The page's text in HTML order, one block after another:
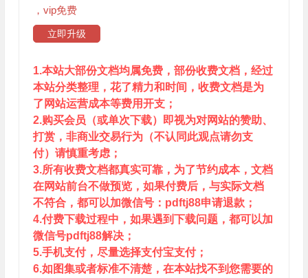
，vip免费
立即升级
1.本站大部份文档均属免费，部份收费文档，经过
本站分类整理，花了精力和时间，收费文档是为
了网站运营成本等费用开支；
2.购买会员（或单次下载）即视为对网站的赞助、
打赏，非商业交易行为（不认同此观点请勿支
付）请慎重考虑；
3.所有收费文档都真实可靠，为了节约成本，文档
在网站前台不做预览，如果付费后，与实际文档
不符合，都可以加微信号：pdftj88申请退款；
4.付费下载过程中，如果遇到下载问题，都可以加
微信号pdftj88解决；
5.手机支付，尽量选择支付宝支付；
6.如图集或者标准不清楚，在本站找不到您需要的